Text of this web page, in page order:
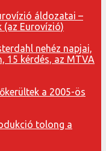
áldozatai –
Eurovízió)
nehéz napjai,
15 kérdés, az MTVA
a 2005-ös
tolong a